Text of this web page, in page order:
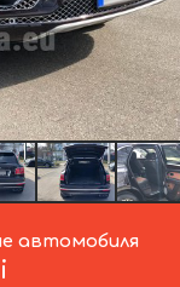
автомобиля